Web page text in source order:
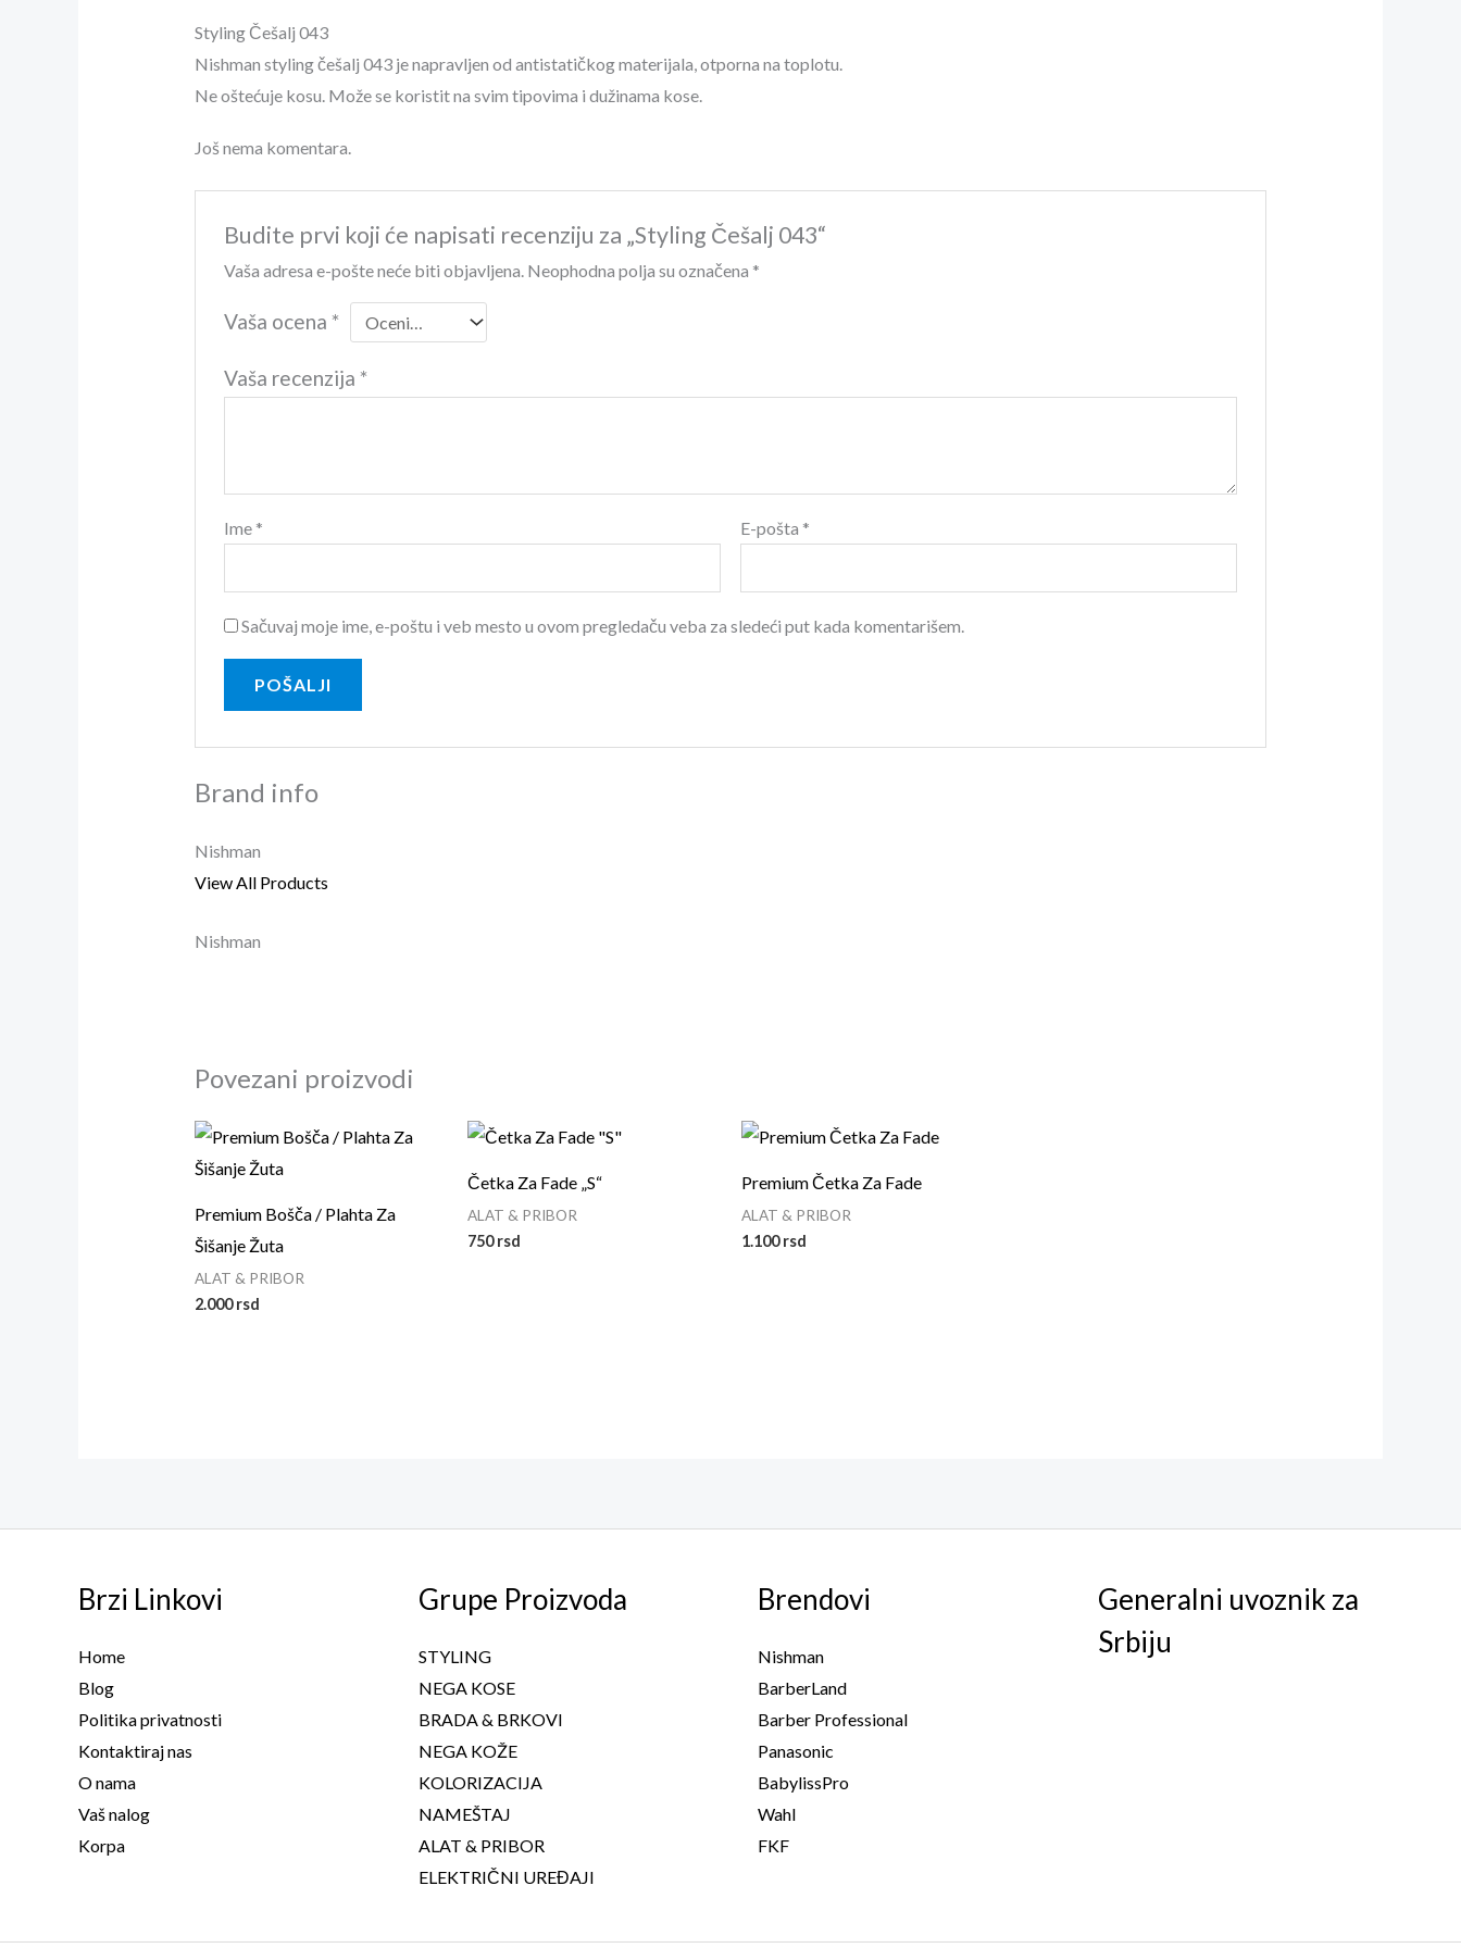
Styling Češalj 043
Nishman styling češalj 043 je napravljen od antistatičkog materijala, otporna na toplotu.
Ne oštećuje kosu. Može se koristit na svim tipovima i dužinama kose.
Još nema komentara.
Budite prvi koji će napisati recenziju za „Styling Češalj 043“
Vaša adresa e-pošte neće biti objavljena. Neophodna polja su označena *
Vaša ocena *
Vaša recenzija *
Ime * E-pošta *
Sačuvaj moje ime, e-poštu i veb mesto u ovom pregledaču veba za sledeći put kada komentarišem.
Brand info
Nishman
View All Products
Nishman
Povezani proizvodi
Premium Bošča / Plahta Za
Šišanje Žuta
ALAT & PRIBOR
2.000rsd
Četka Za Fade „S“
ALAT & PRIBOR
750rsd
Premium Četka Za Fade
ALAT & PRIBOR
1.100rsd
Brzi Linkovi
Home
Blog
Politika privatnosti
Kontaktiraj nas
O nama
Vaš nalog
Korpa
Grupe Proizvoda
STYLING
NEGA KOSE
BRADA & BRKOVI
NEGA KOŽE
KOLORIZACIJA
NAMEŠTAJ
ALAT & PRIBOR
ELEKTRIČNI UREĐAJI
Brendovi
Nishman
BarberLand
Barber Professional
Panasonic
BabylissPro
Wahl
FKF
Generalni uvoznik za
Srbiju